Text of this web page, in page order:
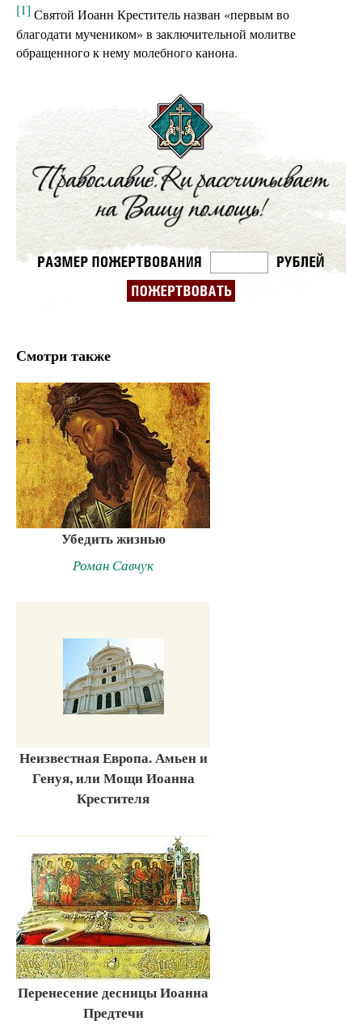
[1] Святой Иоанн Креститель назван «первым во
благодати мучеником» в заключительной молитве
обращенного к нему молебного канона.
Смотри также
Убедить жизнью
Роман Савчук
Неизвестная Европа. Амьен и
Генуя, или Мощи Иоанна
Крестителя
Перенесение десницы Иоанна
Предтечи